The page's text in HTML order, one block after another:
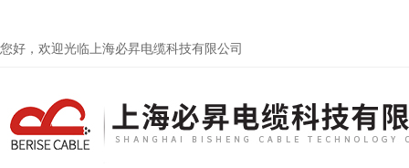
您好，欢迎光临上海必昇电缆科技有限公司